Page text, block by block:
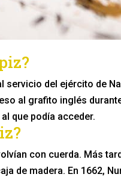
del ejército de
al grafito inglés
que podía acceder.
con cuerda. Más
de madera. En 1662,